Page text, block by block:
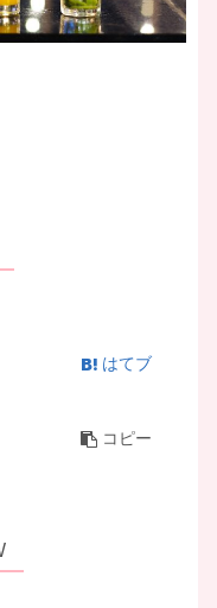
はてブ
コピー